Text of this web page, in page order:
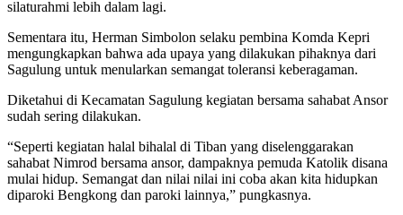
silaturahmi lebih dalam lagi.
Sementara itu, Herman Simbolon selaku pembina Komda Kepri
mengungkapkan bahwa ada upaya yang dilakukan pihaknya dari
Sagulung untuk menularkan semangat toleransi keberagaman.
Diketahui di Kecamatan Sagulung kegiatan bersama sahabat Ansor
sudah sering dilakukan.
“Seperti kegiatan halal bihalal di Tiban yang diselenggarakan
sahabat Nimrod bersama ansor, dampaknya pemuda Katolik disana
mulai hidup. Semangat dan nilai nilai ini coba akan kita hidupkan
diparoki Bengkong dan paroki lainnya,” pungkasnya.